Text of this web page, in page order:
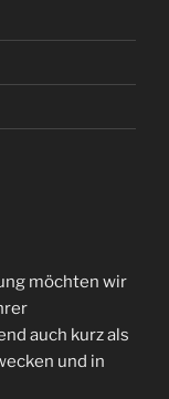
möchten wir
auch kurz als
und in